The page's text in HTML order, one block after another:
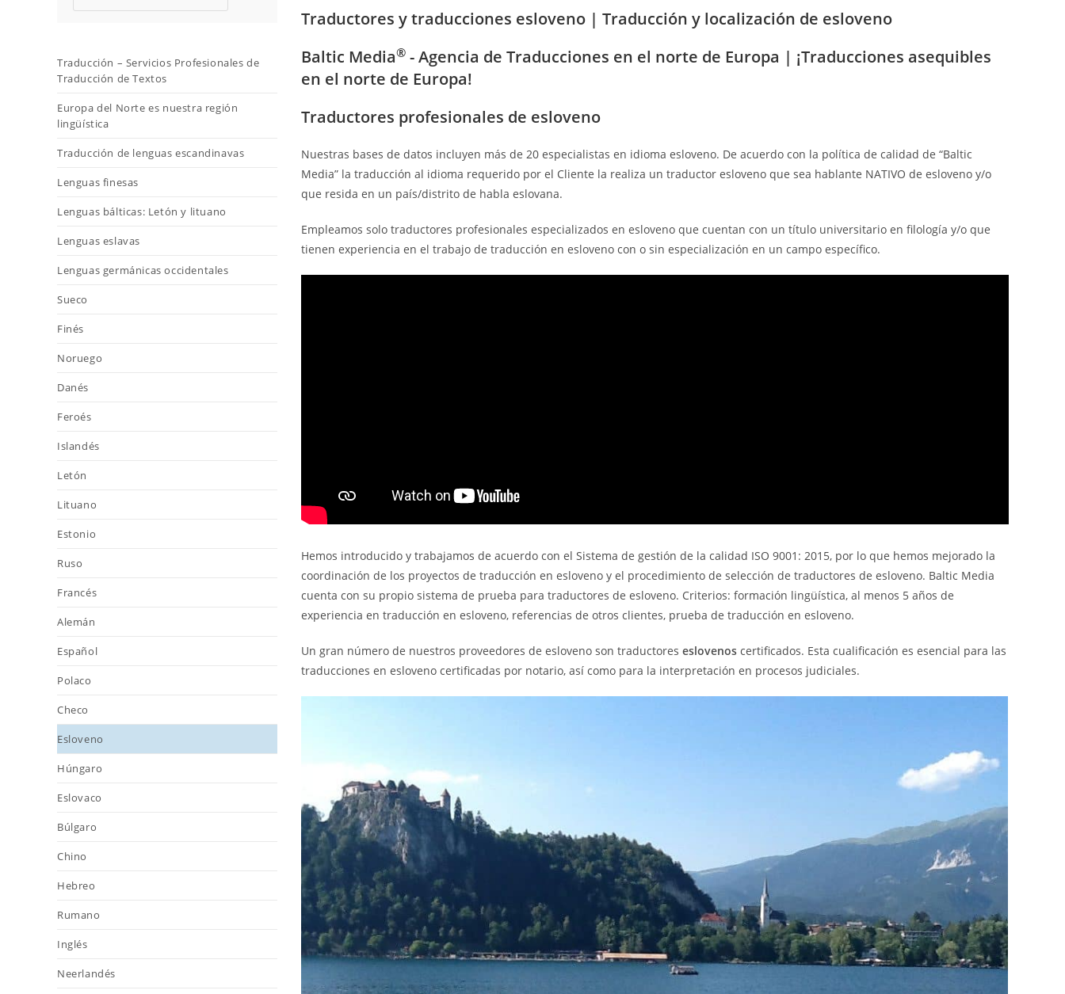
Traducción – Servicios Profesionales de
Traducción de Textos
Europa del Norte es nuestra región
lingüística
Traducción de lenguas escandinavas
Lenguas finesas
Lenguas bálticas: Letón y lituano
Lenguas eslavas
Lenguas germánicas occidentales
Sueco
Finés
Noruego
Danés
Feroés
Islandés
Letón
Lituano
Estonio
Ruso
Francés
Alemán
Español
Polaco
Checo
Esloveno
Húngaro
Eslovaco
Búlgaro
Chino
Hebreo
Rumano
Inglés
Neerlandés
Traductores y traducciones esloveno | Traducción y localización de esloveno
Baltic Media®- Agencia de Traducciones en el norte de Europa | ¡Traducciones asequibles
en el norte de Europa!
Traductores profesionales de esloveno
Nuestras bases de datos incluyen más de 20 especialistas en idioma esloveno. De acuerdo con la política de calidad de “Baltic
Media” la traducción al idioma requerido por el Cliente la realiza un traductor esloveno que sea hablante NATIVO de esloveno y/o
que resida en un país/distrito de habla eslovana.
Empleamos solo traductores profesionales especializados en esloveno que cuentan con un título universitario en filología y/o que
tienen experiencia en el trabajo de traducción en esloveno con o sin especialización en un campo específico.
Hemos introducido y trabajamos de acuerdo con el Sistema de gestión de la calidad ISO 9001: 2015, por lo que hemos mejorado la
coordinación de los proyectos de traducción en esloveno y el procedimiento de selección de traductores de esloveno. Baltic Media
cuenta con su propio sistema de prueba para traductores de esloveno. Criterios: formación lingüística, al menos 5 años de
experiencia en traducción en esloveno, referencias de otros clientes, prueba de traducción en esloveno.
Un gran número de nuestros proveedores de esloveno son traductores eslovenos certificados. Esta cualificación es esencial para las
traducciones en esloveno certificadas por notario, así como para la interpretación en procesos judiciales.